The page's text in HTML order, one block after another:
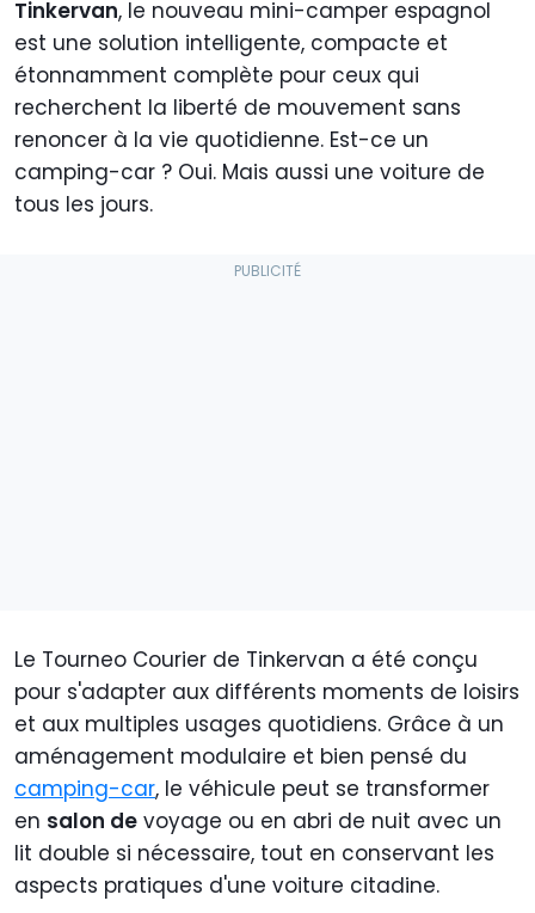
Tinkervan, le nouveau mini-camper espagnol
est une solution intelligente, compacte et
étonnamment complète pour ceux qui
recherchent la liberté de mouvement sans
renoncer à la vie quotidienne. Est-ce un
camping-car ? Oui. Mais aussi une voiture de
tous les jours.
Le Tourneo Courier de Tinkervan a été conçu
pour s'adapter aux différents moments de loisirs
et aux multiples usages quotidiens. Grâce à un
aménagement modulaire et bien pensé du
camping-car, le véhicule peut se transformer
en salon de voyage ou en abri de nuit avec un
lit double si nécessaire, tout en conservant les
aspects pratiques d'une voiture citadine.